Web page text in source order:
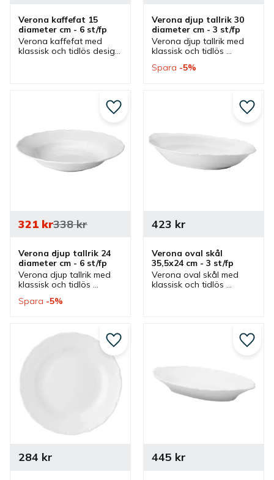
Verona kaffefat 15
diameter cm - 6 st/fp
Verona kaffefat med
klassisk och tidlös design
Verona djup tallrik 30
diameter cm - 3 st/fp
Verona djup tallrik med
klassisk och tidlös
som passar bra
Spara 5%
Verona djup tallrik 24
diameter cm - 6 st/fp
Verona djup tallrik med
klassisk och tidlös
som passar bra
321kr338kr
Spara 5%
Lägg till i favoriter
Verona oval skål
35,5x24 cm - 3 st/fp
Verona oval skål med
klassisk och tidlös
423 kr
Lägg
284 kr
Lägg till i favoriter
445 kr
Lägg